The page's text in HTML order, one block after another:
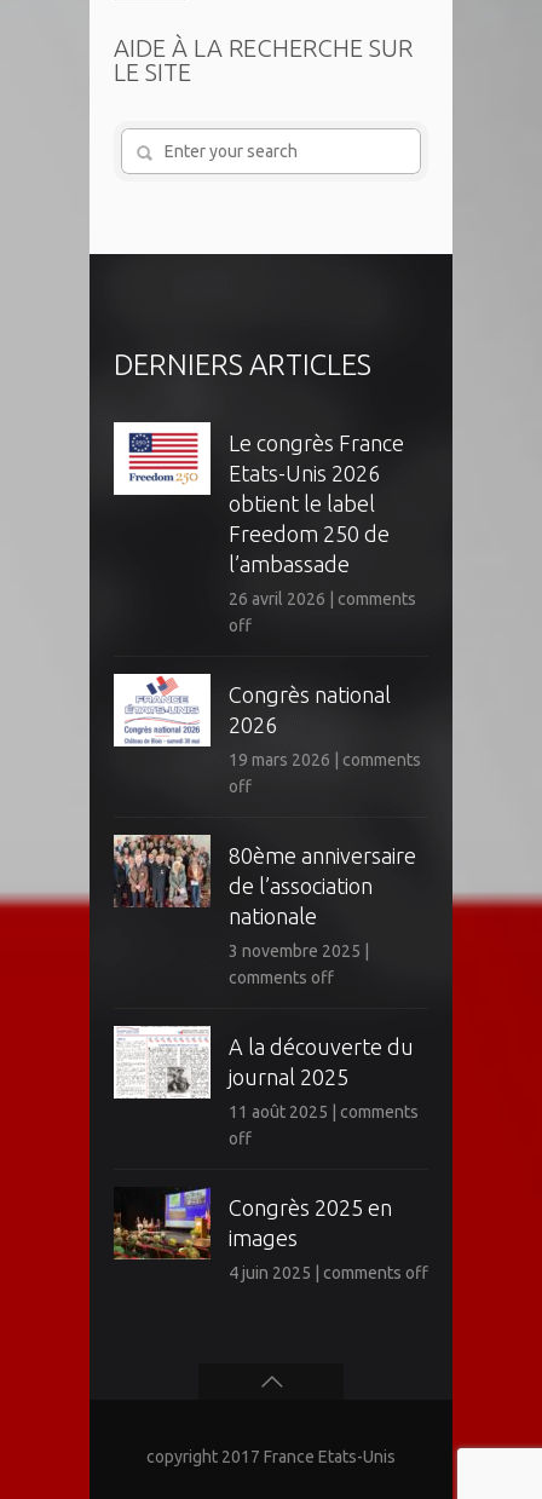
AIDE À LA RECHERCHE SUR
LE SITE
DERNIERS ARTICLES
Le congrès France
Etats-Unis 2026
obtient le label
Freedom 250 de
l’ambassade
26 avril 2026
comments
off
Congrès national
2026
19 mars 2026
comments
off
80ème anniversaire
de l’association
nationale
3 novembre 2025
comments off
A la découverte du
journal 2025
11 août 2025
comments
off
Congrès 2025 en
images
4 juin 2025 comments off
copyright 2017 France Etats-Unis